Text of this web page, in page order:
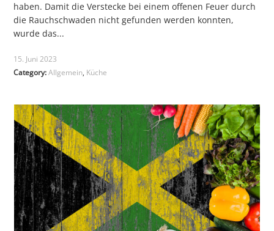
haben. Damit die Verstecke bei einem offenen Feuer durch
die Rauchschwaden nicht gefunden werden konnten,
wurde das...
15. Juni 2023
Category:Allgemein, Küche